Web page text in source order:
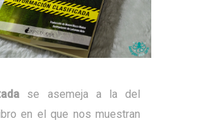
se asemeja a la del
en el que nos muestran